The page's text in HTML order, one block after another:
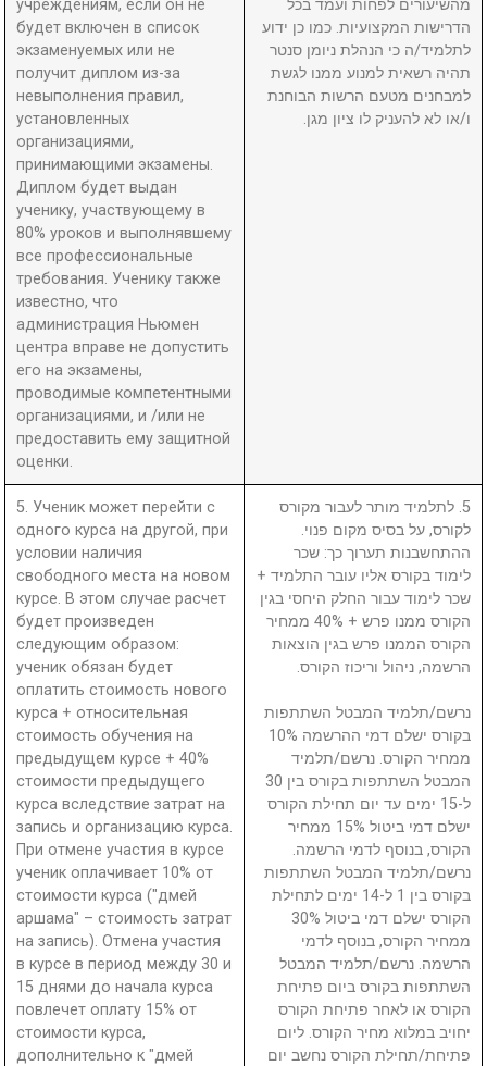
учреждениям, если он не
будет включен в список
экзаменуемых или не
получит диплом из-за
невыполнения правил,
установленных
организациями,
принимающими экзамены.
Диплом будет выдан
ученику, участвующему в
80% уроков и выполнявшему
все профессиональные
требования. Ученику также
известно, что
администрация Ньюмен
центра вправе не допустить
его на экзамены,
проводимые компетентными
организациями, и /или не
предоставить ему защитной
оценки.
מהשיעורים לפחות ועמד בכל
הדרישות המקצועיות. כמו כן ידוע
לתלמיד/ה כי הנהלת ניומן סנטר
תהיה רשאית למנוע ממנו לגשת
למבחנים מטעם הרשות הבוחנת
ו/או לא להעניק לו ציון מגן.
5. Ученик может перейти с
одного курса на другой, при
условии наличия
свободного места на новом
курсе. В этом случае расчет
будет произведен
следующим образом:
ученик обязан будет
оплатить стоимость нового
курса + относительная
стоимость обучения на
предыдущем курсе + 40%
стоимости предыдущего
курса вследствие затрат на
запись и организацию курса.
При отмене участия в курсе
ученик оплачивает 10% от
стоимости курса ("дмей
аршама" – стоимость затрат
на запись). Отмена участия
в курсе в период между 30 и
15 днями до начала курса
повлечет оплату 15% от
стоимости курса,
дополнительно к "дмей
5. לתלמיד מותר לעבור מקורס
לקורס, על בסיס מקום פנוי.
ההתחשבנות תערוך כך: שכר
לימוד בקורס אליו עובר התלמיד +
שכר לימוד עבור החלק היחסי בגין
הקורס ממנו פרש + 40% ממחיר
הקורס הממנו פרש בגין הוצאות
הרשמה, ניהול וריכוז הקורס.
נרשם/תלמיד המבטל השתתפות
בקורס ישלם דמי ההרשמה 10%
ממחיר הקורס. נרשם/תלמיד
המבטל השתתפות בקורס בין 30
ל-15 ימים עד יום תחילת הקורס
ישלם דמי ביטול 15% ממחיר
הקורס, בנוסף לדמי הרשמה.
נרשם/תלמיד המבטל השתתפות
בקורס בין 1 ל-14 ימים לתחילת
הקורס ישלם דמי ביטול 30%
ממחיר הקורס, בנוסף לדמי
הרשמה. נרשם/תלמיד המבטל
השתתפות בקורס ביום פתיחת
הקורס או לאחר פתיחת הקורס
יחויב במלוא מחיר הקורס. ליום
פתיחת/תחילת הקורס נחשב יום